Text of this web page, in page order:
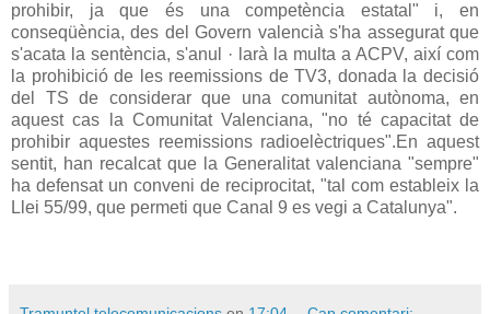
prohibir, ja que és una competència estatal" i, en
conseqüència, des del Govern valencià s'ha assegurat que
s'acata la sentència, s'anul · larà la multa a ACPV, així com
la prohibició de les reemissions de TV3, donada la decisió
del TS de considerar que una comunitat autònoma, en
aquest cas la Comunitat Valenciana, "no té capacitat de
prohibir aquestes reemissions radioelèctriques".En aquest
sentit, han recalcat que la Generalitat valenciana "sempre"
ha defensat un conveni de reciprocitat, "tal com estableix la
Llei 55/99, que permeti que Canal 9 es vegi a Catalunya".